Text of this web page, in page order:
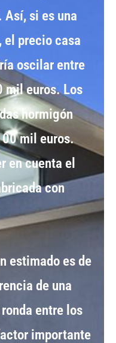
si es una
, el precio casa
oscilar entre
mil euros. Los
hormigón
mil euros.
en cuenta el
con
estimado es de
de una
ronda entre los
importante